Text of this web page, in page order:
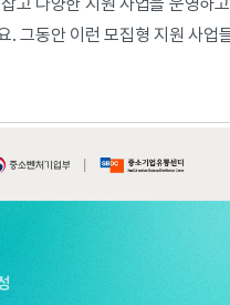
. 그동안 이런 모집형 지원 사업